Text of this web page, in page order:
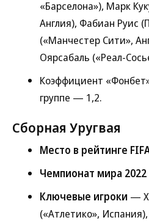
«Барселона»), Марк
Англия), Фабиан Руис
(«Манчестер Сити»,
Оярсабаль («Реал-
Коэффициент
группе — 1,2.
Сборная Уругвая
Место в рейтинге
Чемпионат мира 2022
Ключевые игроки —
(«Атлетико»,